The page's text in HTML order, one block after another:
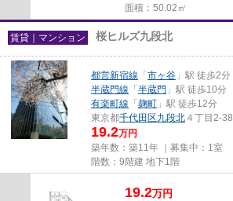
面積：50.02㎡
賃貸｜マンション 桜ヒルズ九段北
都営新宿線 「 市ヶ谷 」駅 徒歩2分
半蔵門線 「 半蔵門 」駅 徒歩10分
有楽町線 「 麹町 」駅 徒歩12分
東京都千代田区九段北 ４丁目2-38
19.2万円
築年数：築11年 ｜募集中： 1室
階数：9階建 地下1階
19.2万円